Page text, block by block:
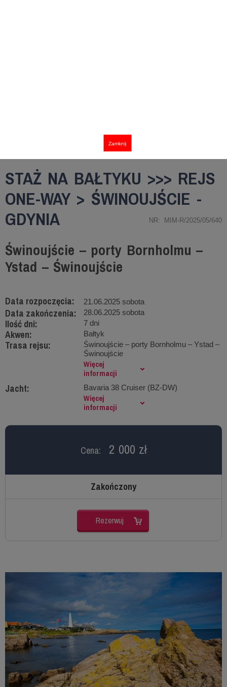
Zamknij
STAŻ NA BAŁTYKU >>> REJS
ONE-WAY > ŚWINOUJŚCIE -
GDYNIA
NR: MIM-R/2025/05/640
Świnoujście – porty Bornholmu –
Ystad – Świnoujście
Data rozpoczęcia: 21.06.2025 sobota
Data zakończenia: 28.06.2025 sobota
Ilość dni: 7 dni
Akwen: Bałtyk
Trasa rejsu:
Świnoujście – porty Bornholmu – Ystad –
Świnoujście
Więcej
informacji
Jacht: Bavaria 38 Cruiser (BZ-DW)
Więcej
informacji
Cena: 2 000 zł
Zakończony
Rezerwuj